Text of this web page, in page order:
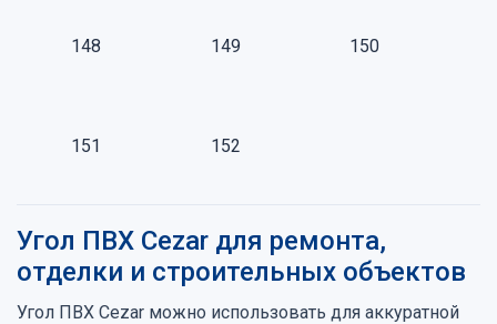
148 149 150
151 152
Угол ПВХ Cezar для ремонта,
отделки и строительных объектов
Угол ПВХ Cezar можно использовать для аккуратной